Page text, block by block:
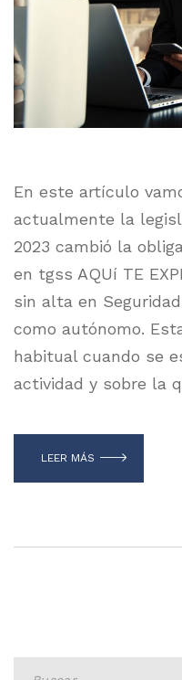
En este artículo
actualmente la
2023 cambió la
en tgss AQUí TE
sin alta en
como autónomo.
habitual cuando se
actividad y sobre la
LEER MÁS